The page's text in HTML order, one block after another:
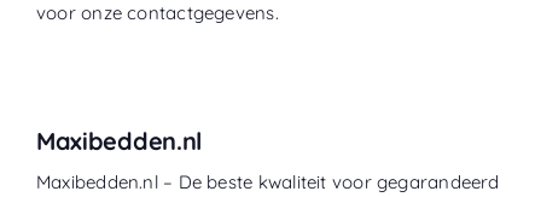
voor onze contactgegevens.
Maxibedden.nl
Maxibedden.nl – De beste kwaliteit voor gegarandeerd